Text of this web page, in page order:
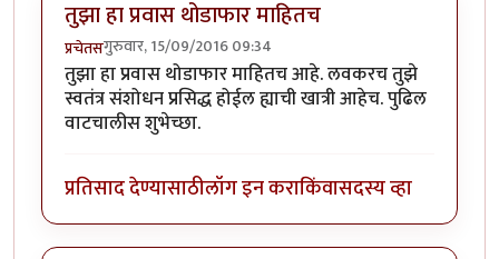
तुझा हा प्रवास थोडाफार माहितच
प्रचेतसगुरुवार, 15/09/2016 09:34
तुझा हा प्रवास थोडाफार माहितच आहे. लवकरच तुझे
स्वतंत्र संशोधन प्रसिद्ध होईल ह्याची खात्री आहेच. पुढिल
वाटचालीस शुभेच्छा.
प्रतिसाद देण्यासाठीलॉग इन कराकिंवासदस्य व्हा